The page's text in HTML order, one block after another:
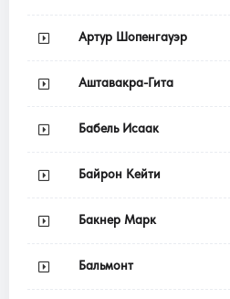
Артур Шопенгауэр
Аштавакра-Гита
Бабель Исаак
Байрон Кейти
Бакнер Марк
Бальмонт